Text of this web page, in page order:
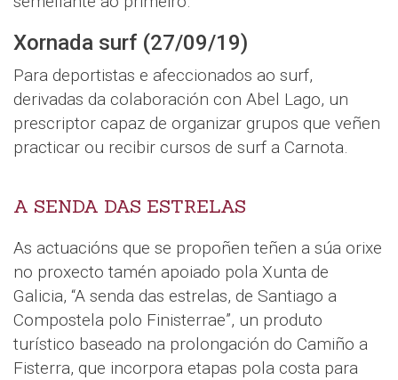
Xornada surf (27/09/19)
Para deportistas e afeccionados ao surf,
derivadas da colaboración con Abel Lago, un
prescriptor capaz de organizar grupos que veñen
practicar ou recibir cursos de surf a Carnota.
A SENDA DAS ESTRELAS
As actuacións que se propoñen teñen a súa orixe
no proxecto tamén apoiado pola Xunta de
Galicia, “A senda das estrelas, de Santiago a
Compostela polo Finisterrae”, un produto
turístico baseado na prolongación do Camiño a
Fisterra, que incorpora etapas pola costa para